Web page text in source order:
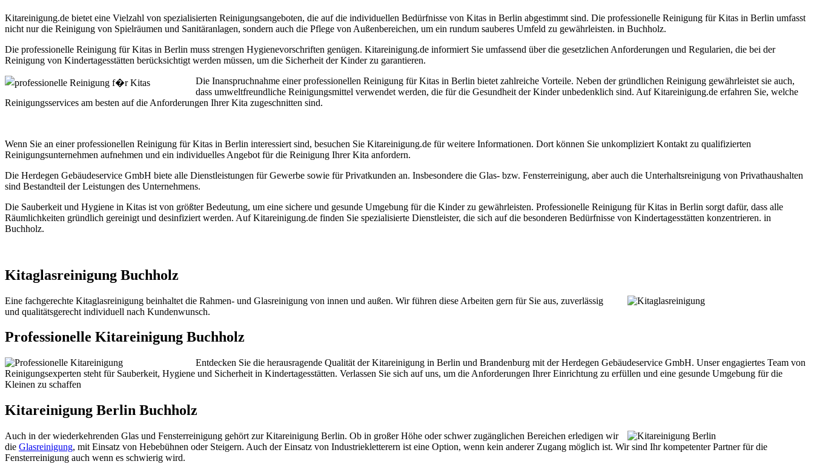
Kitareinigung.de bietet eine Vielzahl von spezialisierten Reinigungsangeboten, die auf die individuellen Bedürfnisse von Kitas in Berlin abgestimmt sind. Die professionelle Reinigung für Kitas in Berlin umfasst
nicht nur die Reinigung von Spielräumen und Sanitäranlagen, sondern auch die Pflege von Außenbereichen, um ein rundum sauberes Umfeld zu gewährleisten. in Buchholz.
Die professionelle Reinigung für Kitas in Berlin muss strengen Hygienevorschriften genügen. Kitareinigung.de informiert Sie umfassend über die gesetzlichen Anforderungen und Regularien, die bei der
Reinigung von Kindertagesstätten berücksichtigt werden müssen, um die Sicherheit der Kinder zu garantieren.
Die Inanspruchnahme einer professionellen Reinigung für Kitas in Berlin bietet zahlreiche Vorteile. Neben der gründlichen Reinigung gewährleistet sie auch,
dass umweltfreundliche Reinigungsmittel verwendet werden, die für die Gesundheit der Kinder unbedenklich sind. Auf Kitareinigung.de erfahren Sie, welche
Reinigungsservices am besten auf die Anforderungen Ihrer Kita zugeschnitten sind.
Wenn Sie an einer professionellen Reinigung für Kitas in Berlin interessiert sind, besuchen Sie Kitareinigung.de für weitere Informationen. Dort können Sie unkompliziert Kontakt zu qualifizierten
Reinigungsunternehmen aufnehmen und ein individuelles Angebot für die Reinigung Ihrer Kita anfordern.
Die Herdegen Gebäudeservice GmbH biete alle Dienstleistungen für Gewerbe sowie für Privatkunden an. Insbesondere die Glas- bzw. Fensterreinigung, aber auch die Unterhaltsreinigung von Privathaushalten
sind Bestandteil der Leistungen des Unternehmens.
Die Sauberkeit und Hygiene in Kitas ist von größter Bedeutung, um eine sichere und gesunde Umgebung für die Kinder zu gewährleisten. Professionelle Reinigung für Kitas in Berlin sorgt dafür, dass alle
Räumlichkeiten gründlich gereinigt und desinfiziert werden. Auf Kitareinigung.de finden Sie spezialisierte Dienstleister, die sich auf die besonderen Bedürfnisse von Kindertagesstätten konzentrieren. in
Buchholz.
Kitaglasreinigung Buchholz
Eine fachgerechte Kitaglasreinigung beinhaltet die Rahmen- und Glasreinigung von innen und außen. Wir führen diese Arbeiten gern für Sie aus, zuverlässig
und qualitätsgerecht individuell nach Kundenwunsch.
Professionelle Kitareinigung Buchholz
Entdecken Sie die herausragende Qualität der Kitareinigung in Berlin und Brandenburg mit der Herdegen Gebäudeservice GmbH. Unser engagiertes Team von
Reinigungsexperten steht für Sauberkeit, Hygiene und Sicherheit in Kindertagesstätten. Verlassen Sie sich auf uns, um die Anforderungen Ihrer Einrichtung zu erfüllen und eine gesunde Umgebung für die
Kleinen zu schaffen
Kitareinigung Berlin Buchholz
Auch in der wiederkehrenden Glas und Fensterreinigung gehört zur Kitareinigung Berlin. Ob in großer Höhe oder schwer zugänglichen Bereichen erledigen wir
die Glasreinigung, mit Einsatz von Hebebühnen oder Steigern. Auch der Einsatz von Industriekletterern ist eine Option, wenn kein anderer Zugang möglich ist. Wir sind Ihr kompetenter Partner für die
Fensterreinigung auch wenn es schwierig wird.